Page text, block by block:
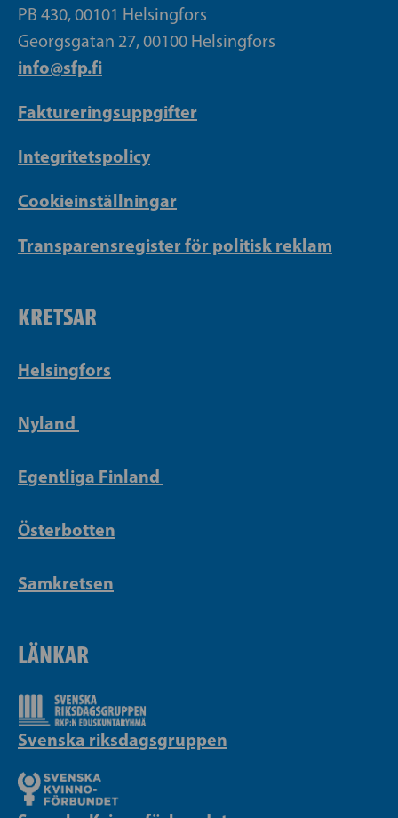
PB 430, 00101 Helsingfors
Georgsgatan 27, 00100 Helsingfors
info@sfp.fi
Faktureringsuppgifter
Integritetspolicy
Cookieinställningar
Transparensregister för politisk reklam
KRETSAR
Helsingfors
Nyland
Egentliga Finland
Österbotten
Samkretsen
LÄNKAR
Svenska riksdagsgruppen